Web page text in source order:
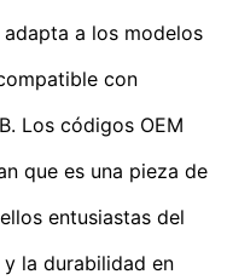
a los modelos
con
Los códigos OEM
que es una pieza de
entusiastas del
la durabilidad en